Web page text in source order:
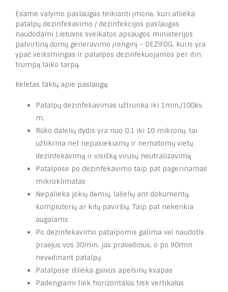
Esame valymo paslaugas teikianti įmonė, kuri atlieka
patalpų dezinfekavimo / dezinfekcijos paslaugas
naudodami Lietuvos sveikatos apsaugos ministerijos
patvirtiną dūmų generavimo įrenginį – DEZIFOG, kuris yra
ypač veiksmingas ir patalpos dezinfekuojamos per itin
trumpą laiko tarpą.
Keletas faktų apie paslaugą:
Patalpų dezinfekavimas užtrunka iki 1min./100kv.
m.
Rūko dalelių dydis yra nuo 0,1 iki 10 mikronų, tai
užtikrina net nepasiekiamų ir nematomų vietų
dezinfekavimą ir visišką virusų neutralizavimą
Patalpose po dezinfekavimo taip pat pagerinamas
mikroklimatas
Nepalieka jokių dėmių, lašelių ant dokumentų,
kompiuterių ar kitų paviršių. Taip pat nekenkia
augalams
Po dezinfekavimo patalpomis galima vėl naudotis
praėjus vos 30min, jas pravėdinus, o po 90min
nevėdinant patalpų
Patalpose išlieka gaivus apelsinų kvapas
Padengiami tiek horizontalūs tiek vertikalūs